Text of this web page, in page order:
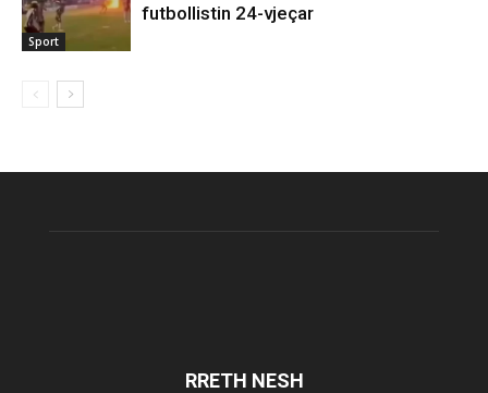
Sport
futbollistin 24-vjeçar
RRETH NESH